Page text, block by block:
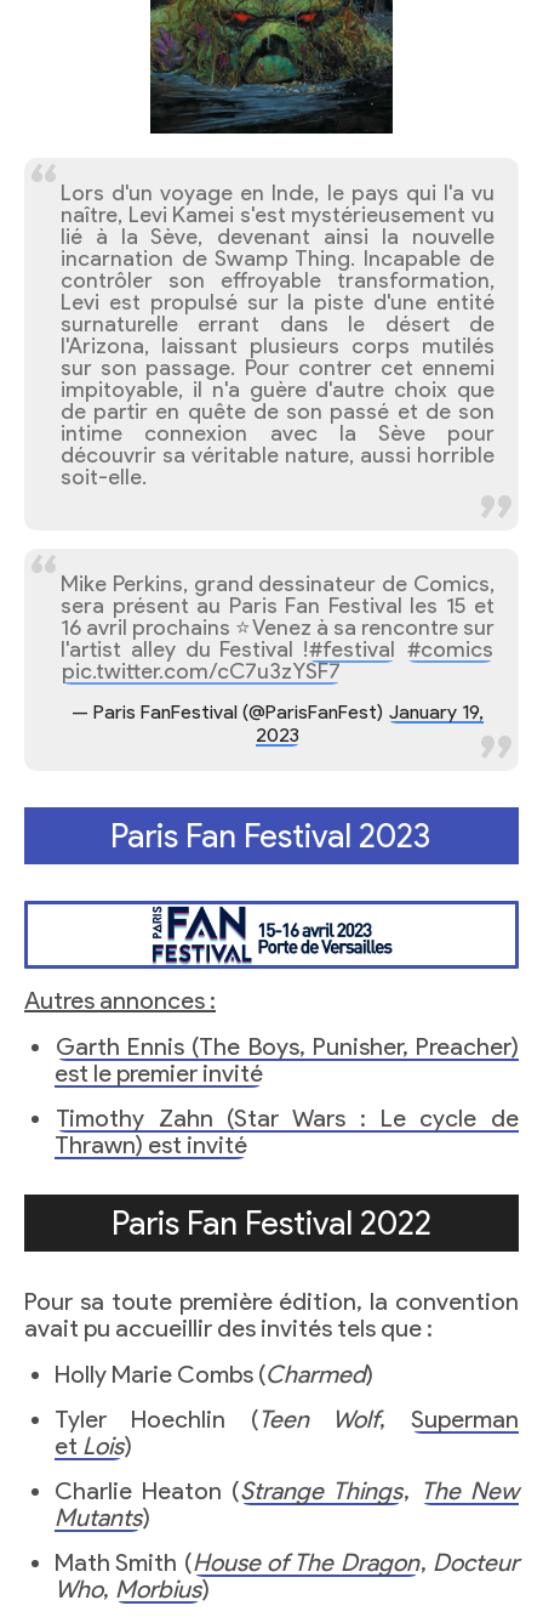
Lors d'un voyage en Inde, le pays qui l'a vu
naître, Levi Kamei s'est mystérieusement vu
lié à la Sève, devenant ainsi la nouvelle
incarnation de Swamp Thing. Incapable de
contrôler son effroyable transformation,
Levi est propulsé sur la piste d'une entité
surnaturelle errant dans le désert de
l'Arizona, laissant plusieurs corps mutilés
sur son passage. Pour contrer cet ennemi
impitoyable, il n'a guère d'autre choix que
de partir en quête de son passé et de son
intime connexion avec la Sève pour
découvrir sa véritable nature, aussi horrible
soit-elle.
Mike Perkins, grand dessinateur de Comics,
sera présent au Paris Fan Festival les 15 et
16 avril prochains ⭐Venez à sa rencontre sur
l'artist alley du Festival !#festival #comics
pic.twitter.com/cC7u3zYSF7
— Paris FanFestival (@ParisFanFest) January 19,
2023
Paris Fan Festival 2023
Autres annonces :
Garth Ennis (The Boys, Punisher, Preacher)
est le premier invité
Timothy Zahn (Star Wars : Le cycle de
Thrawn) est invité
Paris Fan Festival 2022
Pour sa toute première édition, la convention
avait pu accueillir des invités tels que :
Holly Marie Combs (Charmed)
Tyler Hoechlin (Teen Wolf, Superman
et Lois)
Charlie Heaton (Strange Things, The New
Mutants)
Math Smith (House of The Dragon, Docteur
Who, Morbius)